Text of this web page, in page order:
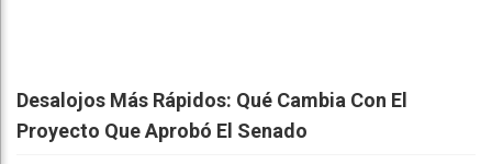
Desalojos Más Rápidos: Qué Cambia Con El
Proyecto Que Aprobó El Senado